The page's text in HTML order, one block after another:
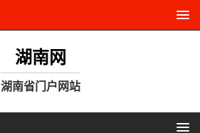
湖南网
湖南省门户网站